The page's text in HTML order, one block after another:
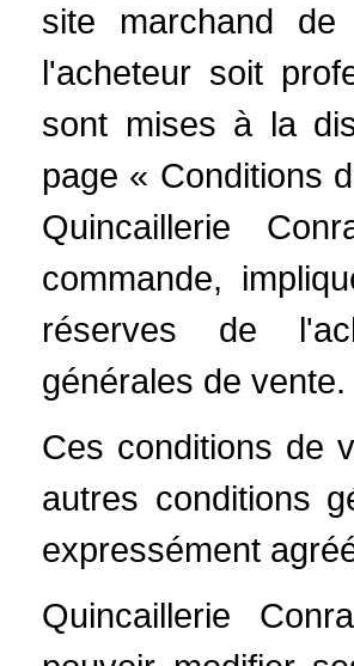
site marchand
l'acheteur soit
sont mises à la
page « Conditions
Quincaillerie
commande,
réserves de
générales de vente.
Ces conditions de
autres conditions
expressément
Quincaillerie